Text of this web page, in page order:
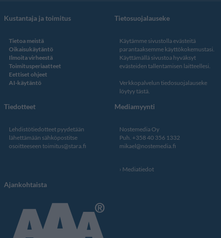
Kustantaja ja toimitus
Tietoa meistä
Oikaisukäytäntö
Ilmoita virheestä
Toimitusperiaatteet
Eettiset ohjeet
AI-käytäntö
Tietosuojalauseke
Käytämme sivustolla evästeitä
parantaaksemme käyttökokemustasi.
Käyttämällä sivustoa hyväksyt
evästeiden tallentamisen laitteellesi.
Verkkopalvelun tiedosuojalauseke
löytyy tästä
Tiedotteet
Lehdistötiedotteet pyydetään
lähettämään sähköpostitse
osoitteeseen toimitus@stara.fi
Mediamyynti
Nostemedia Oy
Puh. +358 40 356 1332
mikael@nostemedia.fi
Mediatiedot
Ajankohtaista